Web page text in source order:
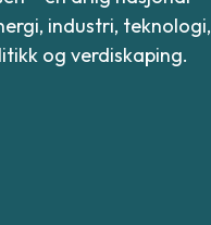
industri, teknologi,
og verdiskaping.